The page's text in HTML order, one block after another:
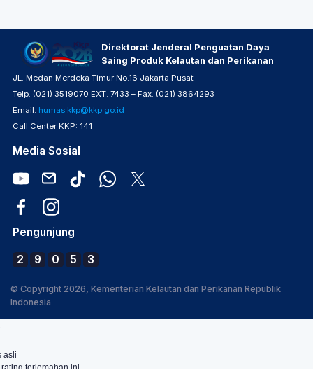
Direktorat Jenderal Penguatan Daya
Saing Produk Kelautan dan Perikanan
JL. Medan Merdeka Timur No.16 Jakarta Pusat
Telp. (021) 3519070 EXT. 7433 – Fax. (021) 3864293
Email: humas.kkp@kkp.go.id
Call Center KKP: 141
Media Sosial
Pengunjung
2 9 0 5 3
© Copyright 2026, Kementerian Kelautan dan Perikanan Republik
Indonesia
.
asli